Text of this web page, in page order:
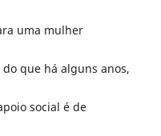
uma mulher
que há alguns anos,
social é de